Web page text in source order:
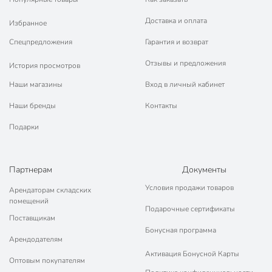
Избранное
Спецпредложения
История просмотров
Наши магазины
Наши бренды
Подарки
Доставка и оплата
Гарантия и возврат
Отзывы и предложения
Вход в личный кабинет
Контакты
Партнерам
Арендаторам складских
помещений
Поставщикам
Арендодателям
Оптовым покупателям
Документы
Условия продажи товаров
Подарочные сертификаты
Бонусная программа
Активация Бонусной Карты